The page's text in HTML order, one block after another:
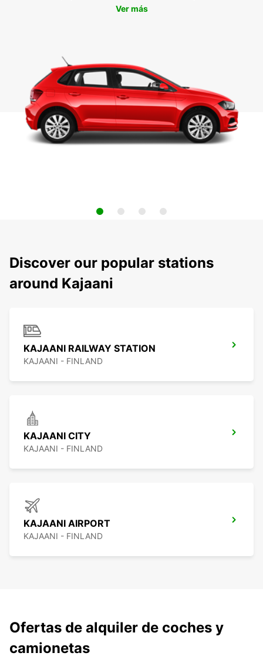
Ver más
Discover our popular stations
around Kajaani
KAJAANI RAILWAY STATION
KAJAANI - FINLAND
KAJAANI CITY
KAJAANI - FINLAND
KAJAANI AIRPORT
KAJAANI - FINLAND
Ofertas de alquiler de coches y
camionetas